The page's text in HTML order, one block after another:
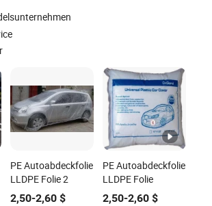
PE Autoabdeckfolie
LLDPE Folie 2
2,50-2,60$
PE Autoabdeckfolie
LLDPE Folie
2,50-2,60$